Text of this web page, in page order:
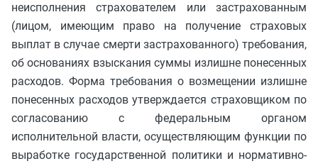
неисполнения страхователем или застрахованным
(лицом, имеющим право на получение страховых
выплат в случае смерти застрахованного) требования,
об основаниях взыскания суммы излишне понесенных
расходов. Форма требования о возмещении излишне
понесенных расходов утверждается страховщиком по
согласованию с федеральным органом
исполнительной власти, осуществляющим функции по
выработке государственной политики и нормативно-